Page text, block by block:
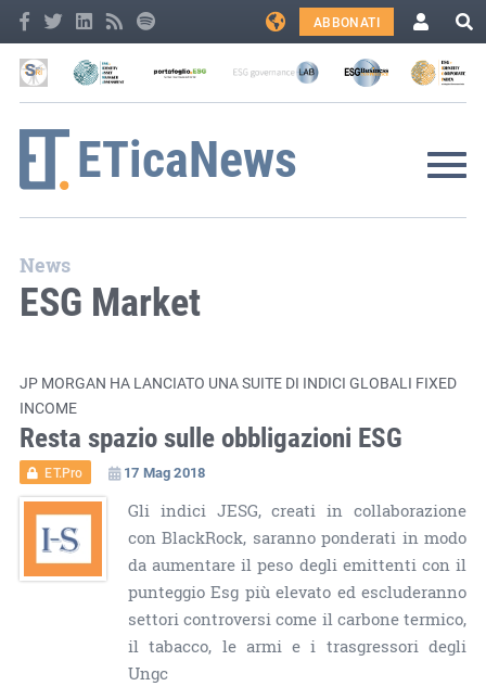
ABBONATI
News
ESG Market
JP MORGAN HA LANCIATO UNA SUITE DI INDICI GLOBALI FIXED
INCOME
Resta spazio sulle obbligazioni ESG
ET.Pro 17 Mag 2018
Gli indici JESG, creati in collaborazione
con BlackRock, saranno ponderati in modo
da aumentare il peso degli emittenti con il
punteggio Esg più elevato ed escluderanno
settori controversi come il carbone termico,
il tabacco, le armi e i trasgressori degli
Ungc